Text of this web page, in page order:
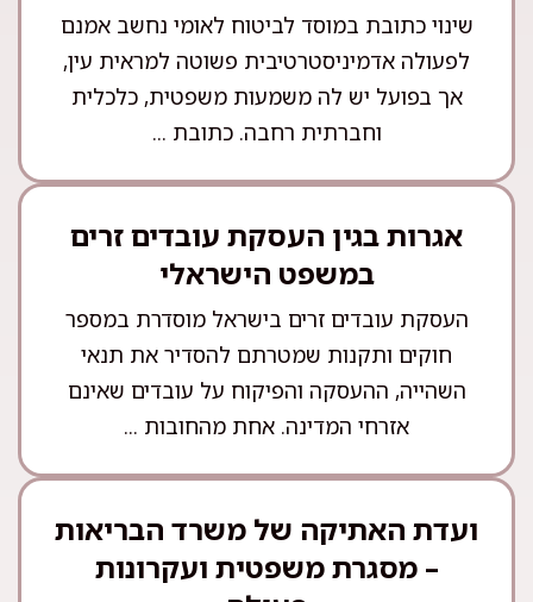
שינוי כתובת במוסד לביטוח לאומי נחשב אמנם
לפעולה אדמיניסטרטיבית פשוטה למראית עין,
אך בפועל יש לה משמעות משפטית, כלכלית
וחברתית רחבה. כתובת ...
אגרות בגין העסקת עובדים זרים
במשפט הישראלי
העסקת עובדים זרים בישראל מוסדרת במספר
חוקים ותקנות שמטרתם להסדיר את תנאי
השהייה, ההעסקה והפיקוח על עובדים שאינם
אזרחי המדינה. אחת מהחובות ...
ועדת האתיקה של משרד הבריאות
– מסגרת משפטית ועקרונות